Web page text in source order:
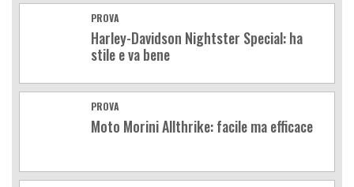
PROVA
Harley-Davidson Nightster Special: ha
stile e va bene
PROVA
Moto Morini Allthrike: facile ma efficace